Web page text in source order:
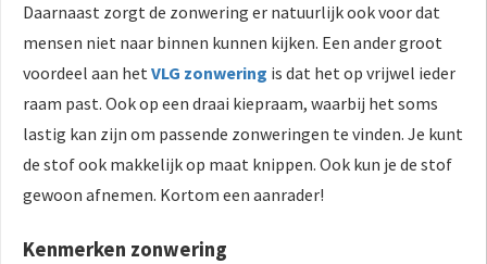
Daarnaast zorgt de zonwering er natuurlijk ook voor dat
mensen niet naar binnen kunnen kijken. Een ander groot
voordeel aan hetVLG zonwering is dat het op vrijwel ieder
raam past. Ook op een draai kiepraam, waarbij het soms
lastig kan zijn om passende zonweringen te vinden. Je kunt
de stof ook makkelijk op maat knippen. Ook kun je de stof
gewoon afnemen. Kortom een aanrader!
Kenmerken zonwering